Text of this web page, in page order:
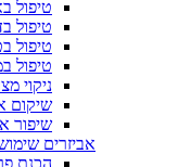
טיפול
טיפול
טיפול
טיפול
ניקוי
שיקום
שיפור
אביזרים
הכנת